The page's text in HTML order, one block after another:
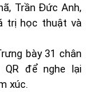
Trần Đức Anh,
trị học thuật và
bày 31 chân
QR để nghe lại
xúc.